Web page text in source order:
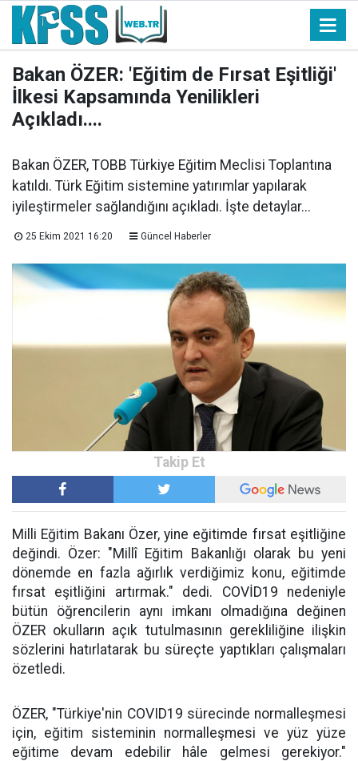
Bakan ÖZER: 'Eğitim de Fırsat Eşitliği'
İlkesi Kapsamında Yenilikleri
Açıkladı....
Bakan ÖZER, TOBB Türkiye Eğitim Meclisi Toplantına
katıldı. Türk Eğitim sistemine yatırımlar yapılarak
iyileştirmeler sağlandığını açıkladı. İşte detaylar...
25 Ekim 2021 16:20 Güncel Haberler
Milli Eğitim Bakanı Özer, yine eğitimde fırsat eşitliğine
değindi. Özer: "Millî Eğitim Bakanlığı olarak bu yeni
dönemde en fazla ağırlık verdiğimiz konu, eğitimde
fırsat eşitliğini artırmak." dedi. COVİD19 nedeniyle
bütün öğrencilerin aynı imkanı olmadığına değinen
ÖZER okulların açık tutulmasının gerekliliğine ilişkin
sözlerini hatırlatarak bu süreçte yaptıkları çalışmaları
özetledi.
ÖZER, "Türkiye'nin COVID19 sürecinde normalleşmesi
için, eğitim sisteminin normalleşmesi ve yüz yüze
eğitime devam edebilir hâle gelmesi gerekiyor."